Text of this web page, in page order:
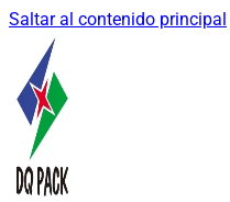
Saltar al contenido principal